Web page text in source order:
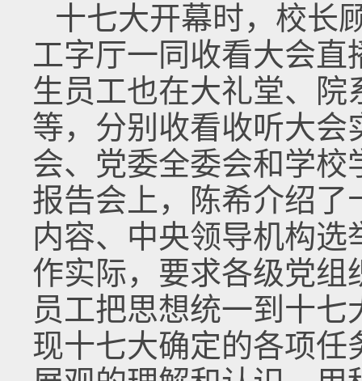
十七大开幕时，校长
工字厅一同收看大会
生员工也在大礼堂、
等，分别收看收听大会
会、党委全委会和学
报告会上，陈希介绍了
内容、中央领导机构
作实际，要求各级党组
员工把思想统一到十
现十七大确定的各项任